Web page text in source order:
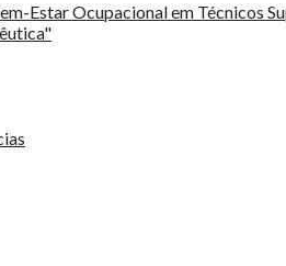
Estar Ocupacional em Técnicos